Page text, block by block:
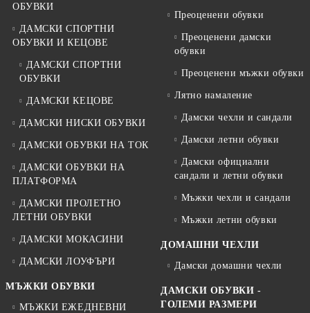
ОБУВКИ
ДАМСКИ СПОРТНИ
ОБУВКИ И КЕЦОВЕ
ДАМСКИ СПОРТНИ
ОБУВКИ
ДАМСКИ КЕЦОВЕ
ДАМСКИ НИСКИ ОБУВКИ
ДАМСКИ ОБУВКИ НА ТОК
ДАМСКИ ОБУВКИ НА
ПЛАТФОРМА
ДАМСКИ ПРОЛЕТНО
ЛЕТНИ ОБУВКИ
ДАМСКИ МОКАСИНИ
ДАМСКИ ЛОУФЪРИ
МЪЖКИ ОБУВКИ
МЪЖКИ ЕЖЕДНЕВНИ
Преоценени обувки
Преоценени дамски
обувки
Преоценени мъжки обувки
Лятно намаление
Дамски чехли и сандали
Дамски летни обувки
Дамски официални
сандали и летни обувки
Мъжки чехли и сандали
Мъжки летни обувки
ДОМАШНИ ЧЕХЛИ
Дамски домашни чехли
ДАМСКИ ОБУВКИ -
ГОЛЕМИ РАЗМЕРИ